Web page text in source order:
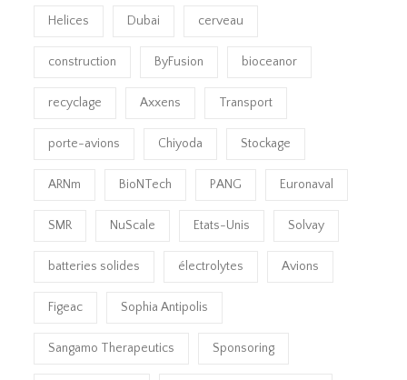
Helices Dubai cerveau
construction ByFusion bioceanor
recyclage Axxens Transport
porte-avions Chiyoda Stockage
ARNm BioNTech PANG Euronaval
SMR NuScale Etats-Unis Solvay
batteries solides électrolytes Avions
Figeac Sophia Antipolis
Sangamo Therapeutics Sponsoring